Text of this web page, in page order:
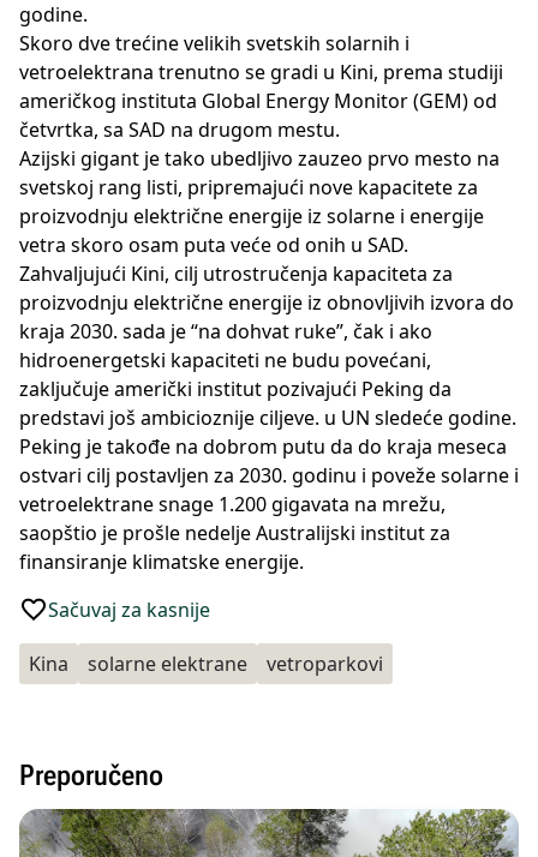
godine.
Skoro dve trećine velikih svetskih solarnih i
vetroelektrana trenutno se gradi u Kini, prema studiji
američkog instituta Global Energy Monitor (GEM) od
četvrtka, sa SAD na drugom mestu.
Azijski gigant je tako ubedljivo zauzeo prvo mesto na
svetskoj rang listi, pripremajući nove kapacitete za
proizvodnju električne energije iz solarne i energije
vetra skoro osam puta veće od onih u SAD.
Zahvaljujući Kini, cilj utrostručenja kapaciteta za
proizvodnju električne energije iz obnovljivih izvora do
kraja 2030. sada je “na dohvat ruke”, čak i ako
hidroenergetski kapaciteti ne budu povećani,
zaključuje američki institut pozivajući Peking da
predstavi još ambicioznije ciljeve. u UN sledeće godine.
Peking je takođe na dobrom putu da do kraja meseca
ostvari cilj postavljen za 2030. godinu i poveže solarne i
vetroelektrane snage 1.200 gigavata na mrežu,
saopštio je prošle nedelje Australijski institut za
finansiranje klimatske energije.
Sačuvaj za kasnije
Kina solarne elektrane vetroparkovi
Preporučeno